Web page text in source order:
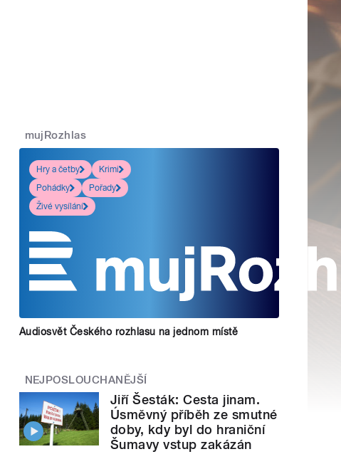
mujRozhlas
Hry a četby
Krimi
Pohádky
Pořady
Živé vysílání
Audiosvět Českého rozhlasu na jednom místě
NEJPOSLOUCHANĚJŠÍ
Jiří Šesták: Cesta jinam.
Úsměvný příběh ze smutné
doby, kdy byl do hraniční
Šumavy vstup zakázán